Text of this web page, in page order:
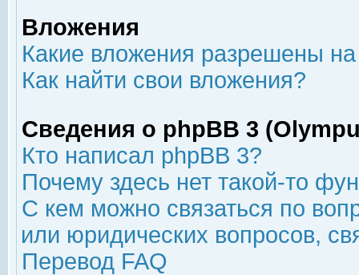
Вложения
Какие вложения разрешены
Как найти свои вложения?
Сведения о phpBB 3
Кто написал phpBB 3?
Почему здесь нет такой-то
С кем можно связаться по
или юридических вопросов,
Перевод FAQ